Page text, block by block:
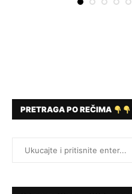
PRETRAGA PO REČIMA